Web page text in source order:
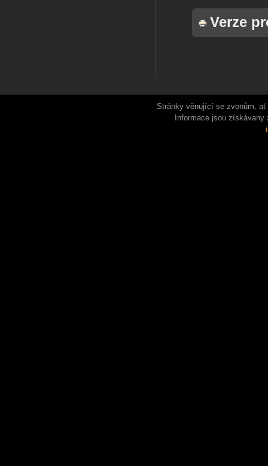
Verze
Stránky věnující se zvonům,
Informace jsou